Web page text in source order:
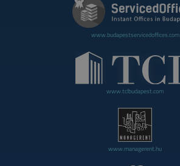
www.budapestservicedoffices.com
www.tclbudapest.com
www.managerent.hu